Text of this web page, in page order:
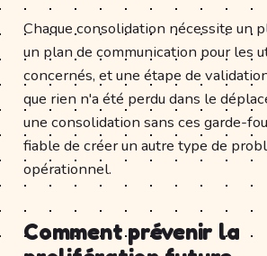
Chaque consolidation nécessite un
un plan de communication pour les
concernés, et une étape de
que rien n'a été perdu dans le
une consolidation sans ces garde-
fiable de créer un autre type de
opérationnel.
Comment prévenir la